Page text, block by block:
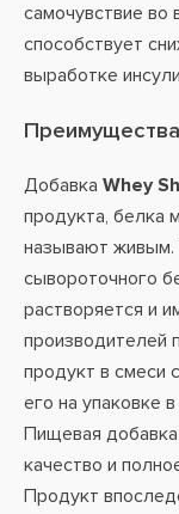
самочувствие во
способствует
выработке
Добавка Whey
продукта, белка
называют живым.
сывороточного
растворяется и
производителей
продукт в смеси
его на упаковке
Пищевая добавка
качество и
Продукт